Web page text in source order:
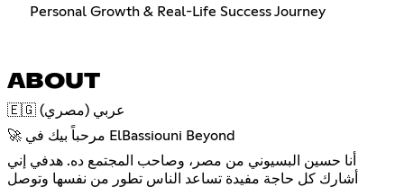
Personal Growth & Real-Life Success Journey
ABOUT
🇪🇬 عربي (مصري)
🚀 مرحباً بيك في ElBassiouni Beyond
أنا حسين البسيوني من مصر، وصاحب المجتمع ده. هدفي إني
أشارك كل حاجة مفيدة تساعد الناس تطور من نفسها وتوصل